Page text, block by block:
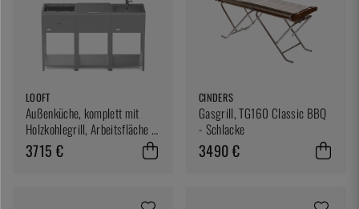
LOOFT
Außenküche, komplett mit
Holzkohlegrill, Arbeitsfläche &
Spüle – Looft
3715 €
CINDERS
Gasgrill, TG160 Classic BBQ
- Schlacke
3490 €